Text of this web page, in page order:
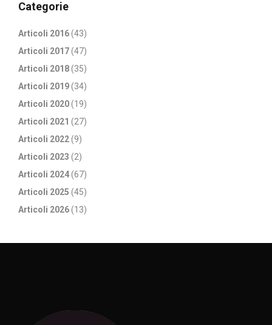
Categorie
Articoli 2016(43)
Articoli 2017(47)
Articoli 2018(35)
Articoli 2019(34)
Articoli 2020(19)
Articoli 2021 (27)
Articoli 2022(9)
Articoli 2023 (2)
Articoli 2024(67)
Articoli 2025 (45)
Articoli 2026(13)